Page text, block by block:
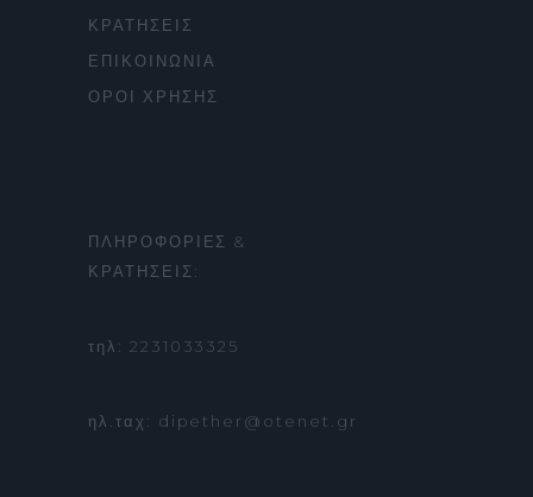
ΚΡΑΤΗΣΕΙΣ
ΕΠΙΚΟΙΝΩΝΙΑ
ΟΡΟΙ ΧΡΗΣΗΣ
ΠΛΗΡΟΦΟΡΙΕΣ &
ΚΡΑΤΗΣΕΙΣ:
τηλ: 2231033325
ηλ.ταχ: dipether@otenet.gr